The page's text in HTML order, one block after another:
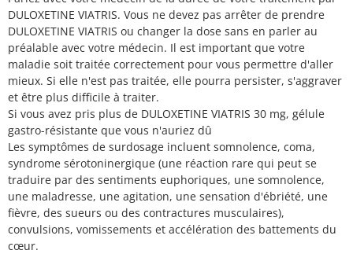
DULOXETINE VIATRIS. Vous ne devez pas arrêter de prendre
DULOXETINE VIATRIS ou changer la dose sans en parler au
préalable avec votre médecin. Il est important que votre
maladie soit traitée correctement pour vous permettre d'aller
mieux. Si elle n'est pas traitée, elle pourra persister, s'aggraver
et être plus difficile à traiter.
Si vous avez pris plus de DULOXETINE VIATRIS 30 mg, gélule
gastro-résistante que vous n'auriez dû
Les symptômes de surdosage incluent somnolence, coma,
syndrome sérotoninergique (une réaction rare qui peut se
traduire par des sentiments euphoriques, une somnolence,
une maladresse, une agitation, une sensation d'ébriété, une
fièvre, des sueurs ou des contractures musculaires),
convulsions, vomissements et accélération des battements du
cœur.